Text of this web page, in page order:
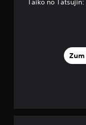
Taiko no